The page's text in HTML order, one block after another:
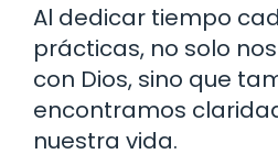
Al dedicar tiempo
prácticas, no solo
con Dios, sino que
encontramos
nuestra vida.